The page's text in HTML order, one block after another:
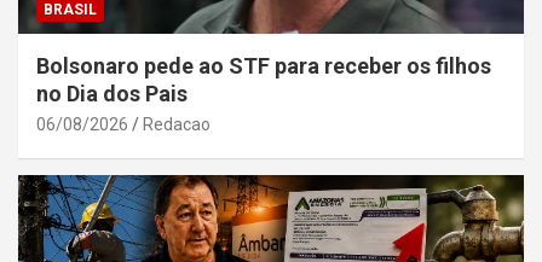
BRASIL
Bolsonaro pede ao STF para receber os filhos
no Dia dos Pais
06/08/2026 Redacao